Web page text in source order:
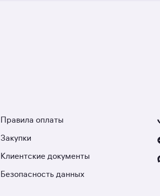
Правила оплаты
Закупки
Клиентские документы
Безопасность данных